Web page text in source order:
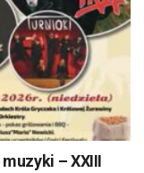
– XXIII